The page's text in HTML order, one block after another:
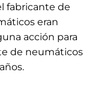
fabricante de
eran
acción para
de neumáticos